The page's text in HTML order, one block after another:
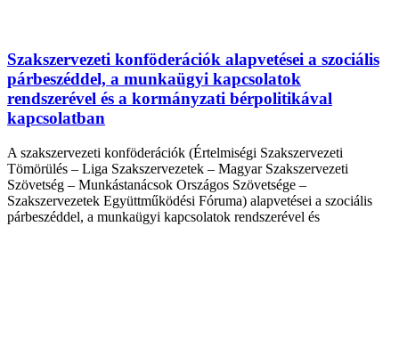
Szakszervezeti konföderációk alapvetései a szociális
párbeszéddel, a munkaügyi kapcsolatok
rendszerével és a kormányzati bérpolitikával
kapcsolatban
A szakszervezeti konföderációk (Értelmiségi Szakszervezeti
Tömörülés – Liga Szakszervezetek – Magyar Szakszervezeti
Szövetség – Munkástanácsok Országos Szövetsége –
Szakszervezetek Együttműködési Fóruma) alapvetései a szociális
párbeszéddel, a munkaügyi kapcsolatok rendszerével és